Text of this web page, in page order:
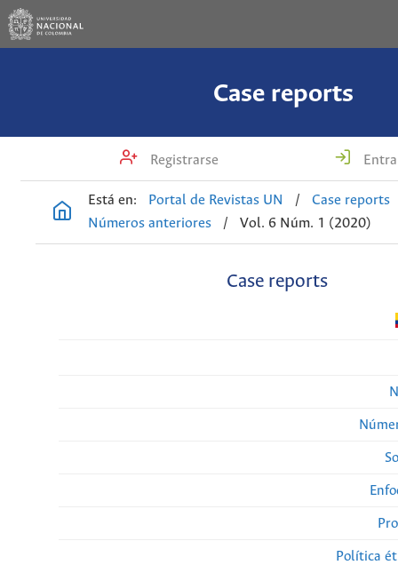
Case reports
Registrarse
Está en: Portal de Revistas UN /
Case reports
Números anteriores
/ Vol. 6 Núm. 1 (2020)
Case reports
Política